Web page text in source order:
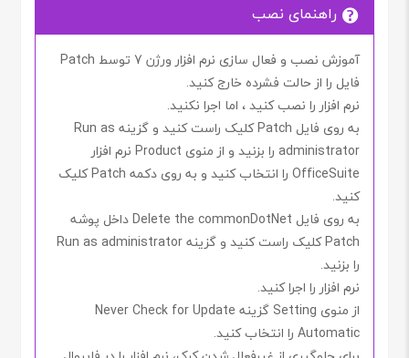
راهنمای نصب
آموزش نصب و فعال سازی نرم افزار ورژن 7 توسط Patch
فایل را از حالت فشرده خارج کنید.
نرم افزار را نصب کنید ، اما اجرا نکنید.
به روی فایل Patchکلیک راست کنید و گزینه Run as
administrator را بزنید و از منوی Product نرم افزار
OfficeSuite را انتخاب کنید و به روی دکمه Patchکلیک
کنید.
به روی فایل Delete the commonDotNetداخل پوشه
Patchکلیک راست کنید و گزینهRun as administrator
را بزنید.
نرم افزار را اجرا کنید.
از منوی Setting گزینه Never Check for Update
Automatic را انتخاب کنید.